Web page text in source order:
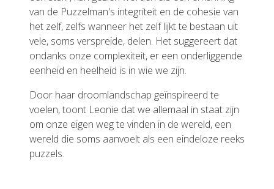
van de Puzzelman's integriteit en de cohesie van
het zelf, zelfs wanneer het zelf lijkt te bestaan uit
vele, soms verspreide, delen. Het suggereert dat
ondanks onze complexiteit, er een onderliggende
eenheid en heelheid is in wie we zijn.
Door haar droomlandschap geïnspireerd te
voelen, toont Leonie dat we allemaal in staat zijn
om onze eigen weg te vinden in de wereld, een
wereld die soms aanvoelt als een eindeloze reeks
puzzels.